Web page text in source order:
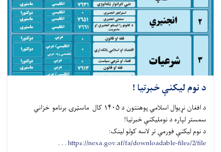
د نوم لیکنې خبرتیا !
د افغان نړیوال اسلامي پوهنتون د ۱۴۰۵ کال ماسټرۍ برنامو خزاني
سمستر لپاره د نومليکنې خبرتیا!
د نوم لیکنې فورمې تر لاسه کولو لینک:
https://nexa.gov.af/fa/downloadable-files/2/file
. . .